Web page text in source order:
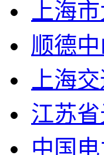
上海
顺德
上海
江苏
中国